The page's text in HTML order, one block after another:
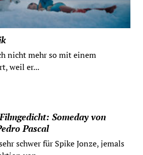
nicht mehr so mit einem
weil er...
Someday von
Pascal
schwer für Spike Jonze, jemals